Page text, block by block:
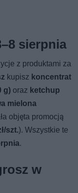
sierpnia
z produktami za
kupisz koncentrat
g) oraz ketchup
mielona
objęta promocją
szt.). Wszystkie te
.
w